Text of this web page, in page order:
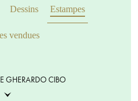
Dessins Estampes
vendues
GHERARDO CIBO